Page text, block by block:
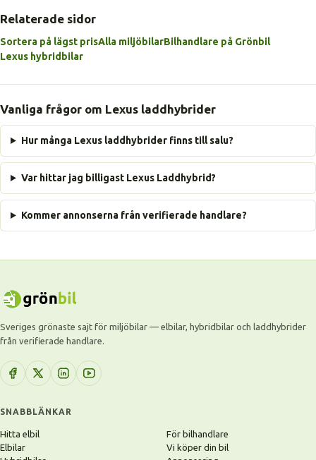
Relaterade sidor
Sortera på lägst prisAlla miljöbilarBilhandlare på Grönbil
Lexus hybridbilar
Vanliga frågor om Lexus laddhybrider
Hur många Lexus laddhybrider finns till salu?
Var hittar jag billigast Lexus Laddhybrid?
Kommer annonserna från verifierade handlare?
Sveriges grönaste sajt för miljöbilar — elbilar, hybridbilar och laddhybrider
från verifierade handlare.
SNABBLÄNKAR
Hitta elbil
Elbilar
För bilhandlare
Vi köper din bil